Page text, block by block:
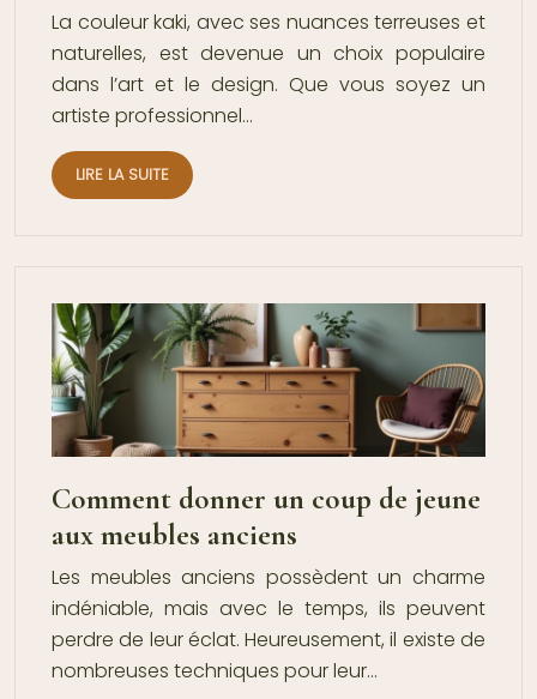
La couleur kaki, avec ses nuances terreuses et
naturelles, est devenue un choix populaire
dans l’art et le design. Que vous soyez un
artiste professionnel…
LIRE LA SUITE
Comment donner un coup de jeune
aux meubles anciens
Les meubles anciens possèdent un charme
indéniable, mais avec le temps, ils peuvent
perdre de leur éclat. Heureusement, il existe de
nombreuses techniques pour leur…